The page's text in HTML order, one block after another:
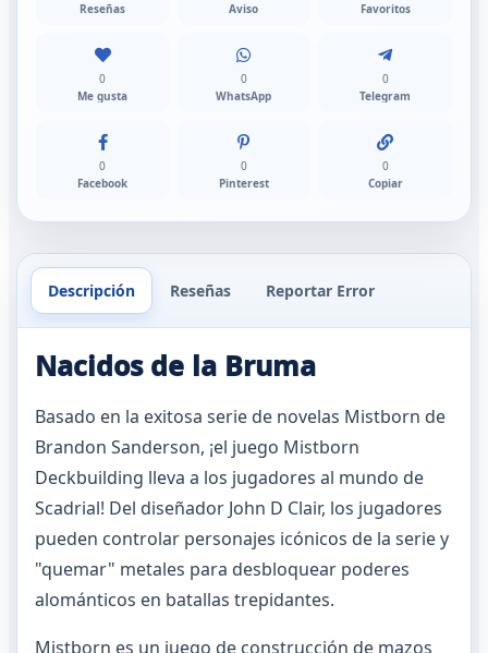
Reseñas
Aviso
Favoritos
0
Me gusta
0
WhatsApp
0
Telegram
0
Facebook
0
Pinterest
0
Copiar
Descripción Reseñas Reportar Error
Nacidos de la Bruma
Basado en la exitosa serie de novelas Mistborn de
Brandon Sanderson, ¡el juego Mistborn
Deckbuilding lleva a los jugadores al mundo de
Scadrial! Del diseñador John D Clair, los jugadores
pueden controlar personajes icónicos de la serie y
"quemar" metales para desbloquear poderes
alománticos en batallas trepidantes.
Mistborn es un juego de construcción de mazos